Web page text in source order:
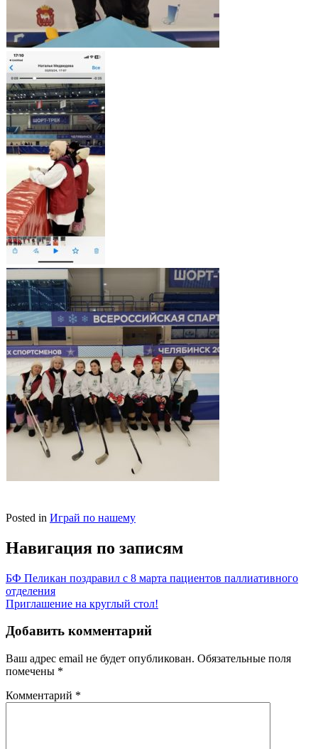
Posted in Играй по нашему
Навигация по записям
БФ Пеликан поздравил с 8 марта пациентов паллиативного
отделения
Приглашение на круглый стол!
Добавить комментарий
Ваш адрес email не будет опубликован. Обязательные поля
помечены *
Комментарий *